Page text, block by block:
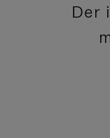
Der